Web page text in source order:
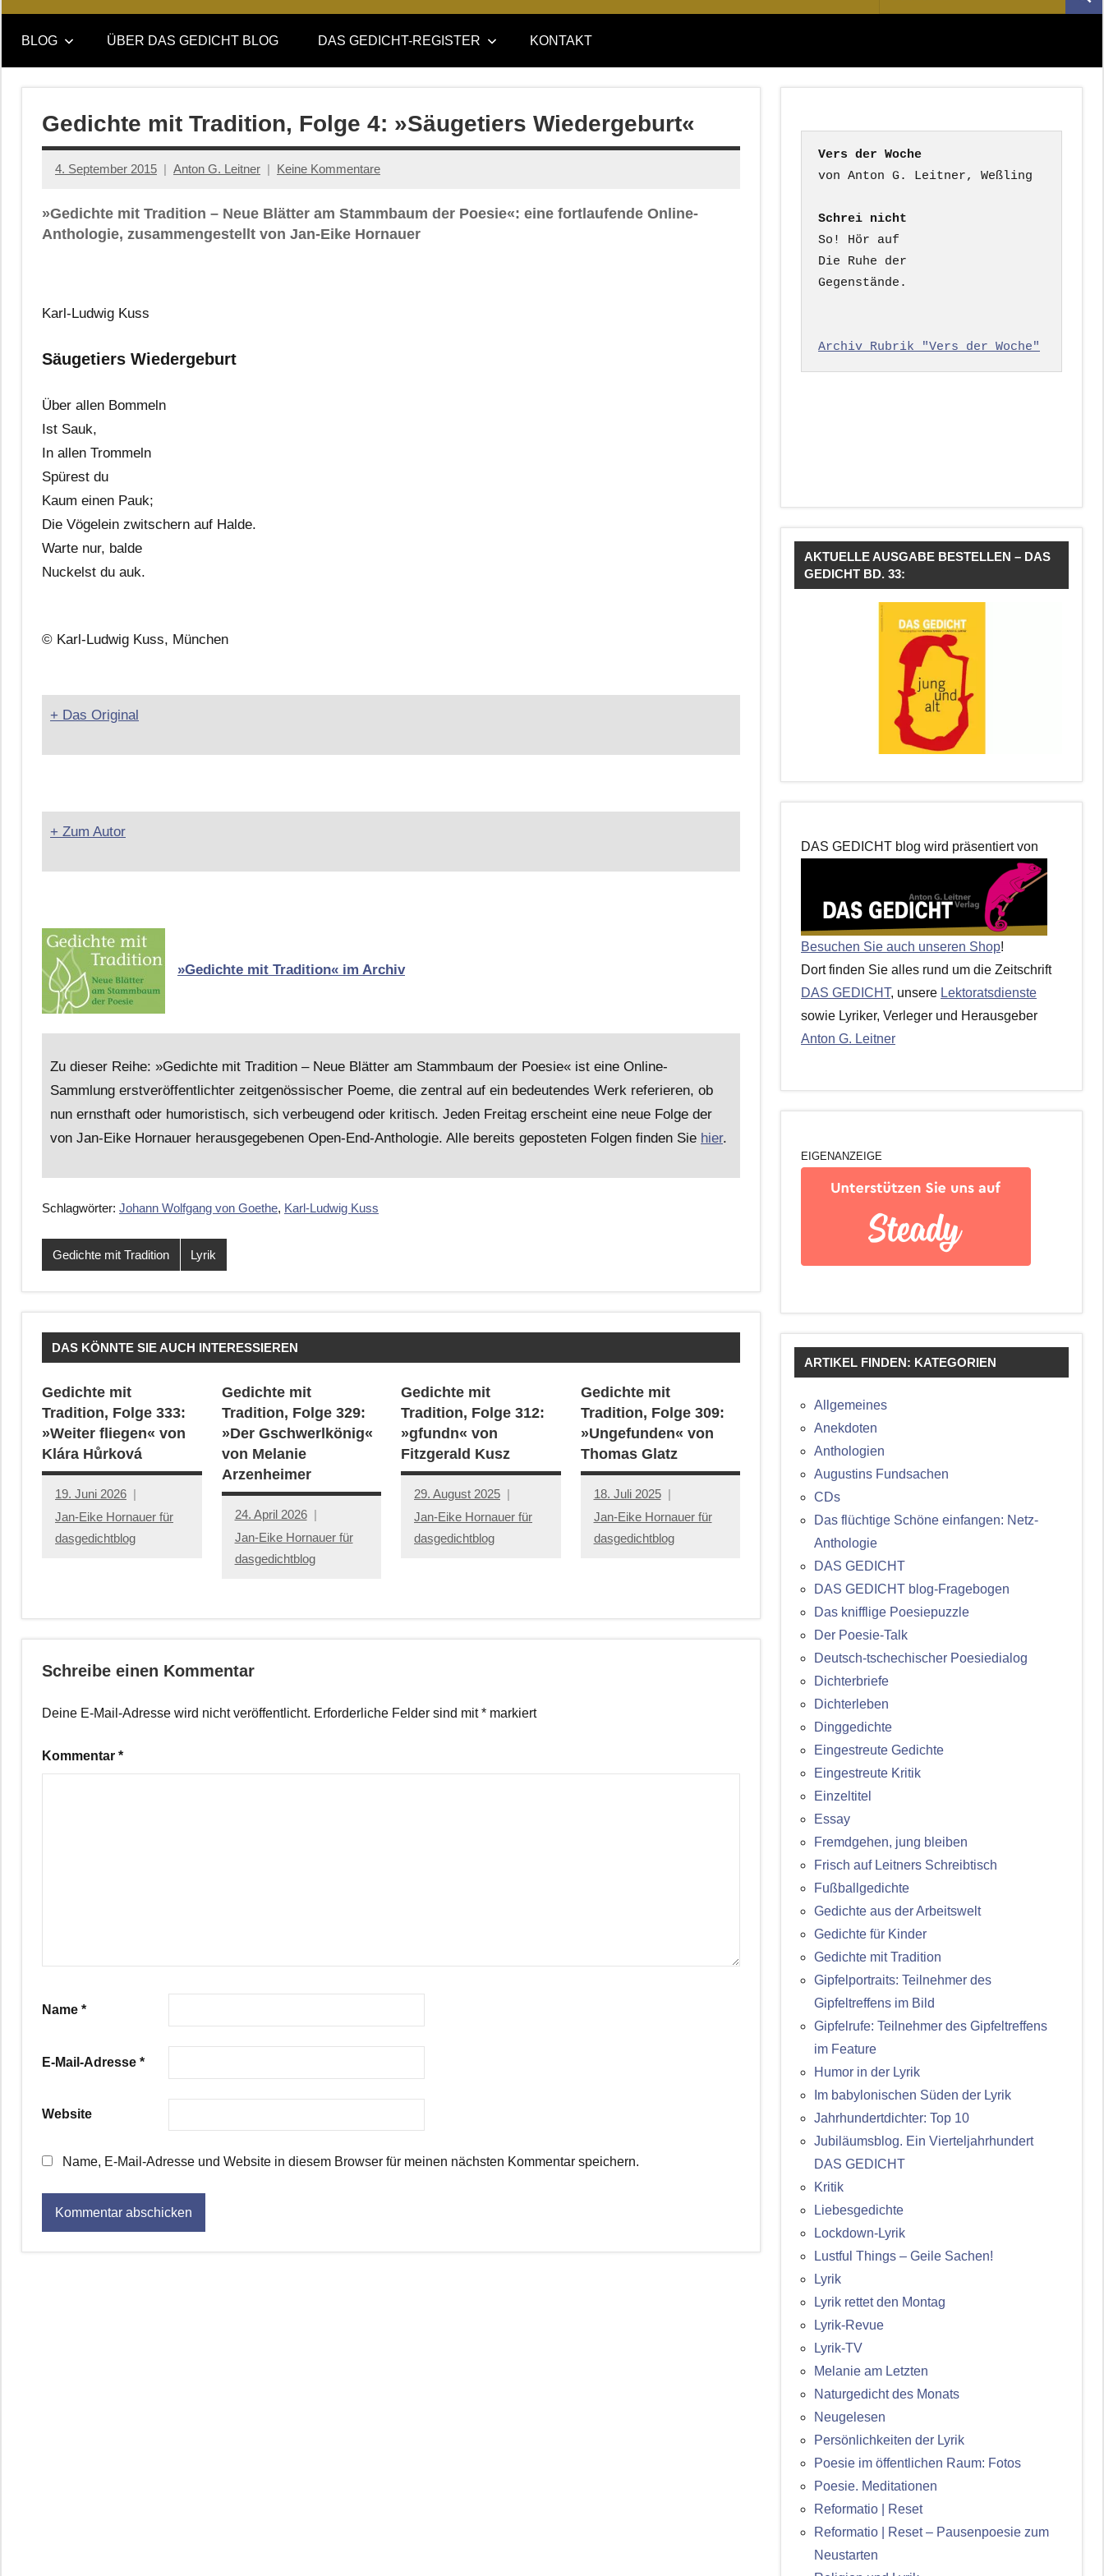
DAS
GEDICHT
blog
DAS
GEDICHT.
Zeitschrift
nach:
BLOG ÜBER DAS GEDICHT BLOG DAS GEDICHT-REGISTER KONTAKT
Gedichte mit Tradition, Folge 4: »Säugetiers Wiedergeburt«
4. September 2015 Anton G. Leitner Keine Kommentare
»Gedichte mit Tradition – Neue Blätter am Stammbaum der Poesie«: eine fortlaufende Online-
Anthologie, zusammengestellt von Jan-Eike Hornauer
Karl-Ludwig Kuss
Säugetiers Wiedergeburt
Über allen Bommeln
Ist Sauk,
In allen Trommeln
Spürest du
Kaum einen Pauk;
Die Vögelein zwitschern auf Halde.
Warte nur, balde
Nuckelst du auk.
© Karl-Ludwig Kuss, München
+ Das Original
+ Zum Autor
»Gedichte mit Tradition« im Archiv
Zu dieser Reihe: »Gedichte mit Tradition – Neue Blätter am Stammbaum der Poesie« ist eine Online-
Sammlung erstveröffentlichter zeitgenössischer Poeme, die zentral auf ein bedeutendes Werk referieren, ob
nun ernsthaft oder humoristisch, sich verbeugend oder kritisch. Jeden Freitag erscheint eine neue Folge der
von Jan-Eike Hornauer herausgegebenen Open-End-Anthologie. Alle bereits geposteten Folgen finden Sie hier.
Schlagwörter: Johann Wolfgang von Goethe, Karl-Ludwig Kuss
Gedichte mit Tradition Lyrik
DAS KÖNNTE SIE AUCH INTERESSIEREN
Gedichte mit
Tradition, Folge 333:
»Weiter fliegen« von
Klára Hůrková
19. Juni 2026
Jan-Eike Hornauer für
dasgedichtblog
Gedichte mit
Tradition, Folge 329:
»Der Gschwerlkönig«
von Melanie
Arzenheimer
24. April 2026
Jan-Eike Hornauer für
dasgedichtblog
Gedichte mit
Tradition, Folge 312:
»gfundn« von
Fitzgerald Kusz
29. August 2025
Jan-Eike Hornauer für
dasgedichtblog
Gedichte mit
Tradition, Folge 309:
»Ungefunden« von
Thomas Glatz
18. Juli 2025
Jan-Eike Hornauer für
dasgedichtblog
Schreibe einen Kommentar
Deine E-Mail-Adresse wird nicht veröffentlicht. Erforderliche Felder sind mit* markiert
Kommentar *
Name *
E-Mail-Adresse *
Website
Name, E-Mail-Adresse und Website in diesem Browser für meinen nächsten Kommentar speichern.
Vers der Woche
Schrei nicht
So! Hör auf
Die Ruhe der
Gegenstände.
Archiv Rubrik "Vers der Woche"
AKTUELLE AUSGABE BESTELLEN – DAS
GEDICHT BD. 33:
DAS GEDICHT blog wird präsentiert von
Besuchen Sie auch unseren Shop!
Dort finden Sie alles rund um die Zeitschrift
DAS GEDICHT, unsere Lektoratsdienste
sowie Lyriker, Verleger und Herausgeber
Anton G. Leitner
EIGENANZEIGE
ARTIKEL FINDEN: KATEGORIEN
Allgemeines
Anekdoten
Anthologien
Augustins Fundsachen
CDs
Das flüchtige Schöne einfangen: Netz-
Anthologie
DAS GEDICHT
DAS GEDICHT blog-Fragebogen
Das knifflige Poesiepuzzle
Der Poesie-Talk
Deutsch-tschechischer Poesiedialog
Dichterbriefe
Dichterleben
Dinggedichte
Eingestreute Gedichte
Eingestreute Kritik
Einzeltitel
Essay
Fremdgehen, jung bleiben
Frisch auf Leitners Schreibtisch
Fußballgedichte
Gedichte aus der Arbeitswelt
Gedichte für Kinder
Gedichte mit Tradition
Gipfelportraits: Teilnehmer des
Gipfeltreffens im Bild
Gipfelrufe: Teilnehmer des Gipfeltreffens
im Feature
Humor in der Lyrik
Im babylonischen Süden der Lyrik
Jahrhundertdichter: Top 10
Jubiläumsblog. Ein Vierteljahrhundert
DAS GEDICHT
Kritik
Liebesgedichte
Lockdown-Lyrik
Lustful Things – Geile Sachen!
Lyrik
Lyrik rettet den Montag
Lyrik-Revue
Lyrik-TV
Melanie am Letzten
Naturgedicht des Monats
Neugelesen
Persönlichkeiten der Lyrik
Poesie im öffentlichen Raum: Fotos
Poesie. Meditationen
Reformatio | Reset
Reformatio | Reset – Pausenpoesie zum
Neustarten